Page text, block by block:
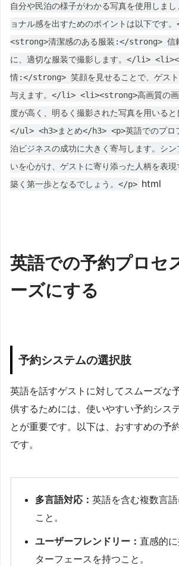
自分や民泊の様子がわかる写真を使用しま
ョナル感を出すためのポイントは以下で
<strong>清潔感のある服装:</strong> 信
に、適切な服装で撮影します。</li>
情:</strong> 笑顔を見せることで、ゲスト
与えます。</li> <li><strong>高画質の
度が高く、明るく撮影された写真を用いる
</ul> <h3>まとめ</h3> <p>英語でのプロ
泊ビジネスの成功に大きく寄与します。シ
いを心がけ、ゲストに寄り添った人柄を表
築く第一歩となるでしょう。</p> html
英語での予約プロセ
ーズにする
予約システムの選択肢
英語を話すゲストに対してスムーズな
供するためには、使いやすい予約シス
とが重要です。以下は、おすすめの予
です。
多言語対応： 英語を含む複数言
こと。
ユーザーフレンドリー： 直感的
ターフェースを持つこと。